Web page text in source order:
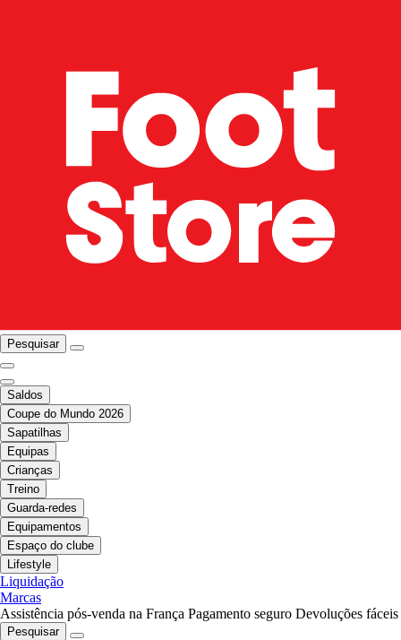
Pesquisar
Saldos
Coupe do Mundo 2026
Sapatilhas
Equipas
Crianças
Treino
Guarda-redes
Equipamentos
Espaço do clube
Lifestyle
Liquidação
Marcas
Assistência pós-venda na França Pagamento seguro Devoluções fáceis
Pesquisar